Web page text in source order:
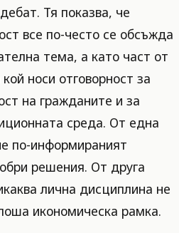
Тя показва, че
все по-често се обсъжда
тема, а като част от
носи отговорност за
на гражданите и за
среда. От една
по-информираният
решения. От друга
лична дисциплина не
икономическа рамка.